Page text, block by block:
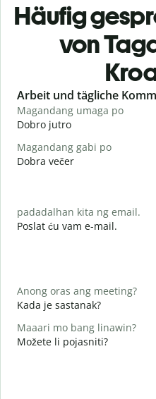
Häufig
von
Slide 1 of 6
Arbeit und tägliche
Magandang umaga po
Dobro jutro
Magandang gabi po
Dobra večer
padadalhan kita ng email.
Poslat ću vam e-mail.
Anong oras ang meeting?
Kada je sastanak?
Maaari mo bang linawin?
Možete li pojasniti?